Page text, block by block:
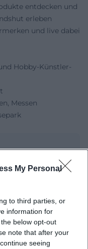
My Personal
to third parties, or
information for
below opt-out
note that after your
seeing
entdecken und
erleben
und live dabei
Hobby-Künstler-
Messen